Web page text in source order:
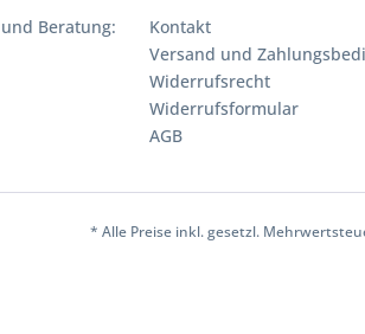
Beratung:
Kontakt
Versand und
Widerrufsrecht
Widerrufsformular
AGB
* Alle Preise inkl. gesetzl.